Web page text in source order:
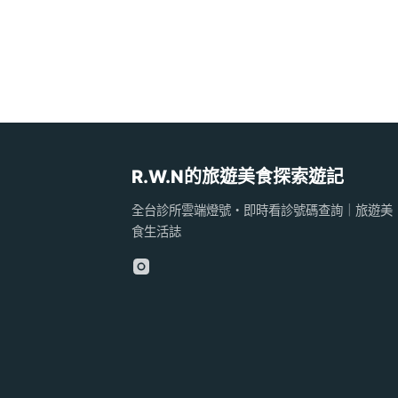
R.W.N的旅遊美食探索遊記
全台診所雲端燈號・即時看診號碼查詢｜旅遊美
食生活誌